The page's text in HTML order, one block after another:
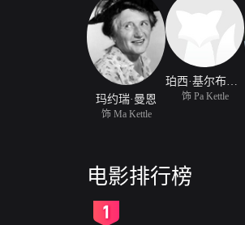
玛约瑞·曼恩
饰 Ma Kettle
珀西·基尔布莱德
饰 Pa Kettle
电影排行榜